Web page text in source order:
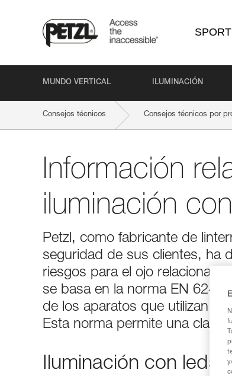
SPORT
MUNDO VERTICAL ILUMINACIÓN
Consejos técnicos Consejos técnicos por
Información
iluminación
Petzl, como fabricante de
seguridad de sus clientes, ha
riesgos para el ojo
se basa en la norma EN
de los aparatos que utilizan
Esta norma permite una
Iluminación con leds